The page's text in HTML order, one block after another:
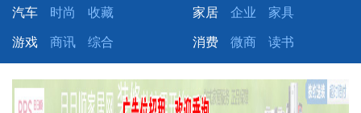
汽车 时尚 收藏 家居 企业 家具
游戏 商讯 综合 消费 微商 读书